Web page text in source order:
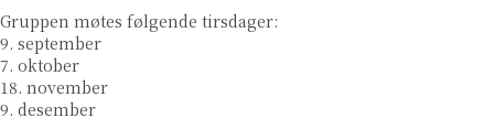
Gruppen møtes følgende tirsdager:
9. september
7. oktober
18. november
9. desember